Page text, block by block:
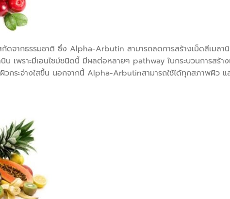
กัดจากธรรมชาติ ซึ่ง Alpha-Arbutin สามารถลดการสร้างเม็ดสีเม
นิน เพราะมีเอนไซม์ชนิดนี้ มีผลต่อหลายๆ pathway ในกระบวนการ
วกระจ่างใสขึ้น นอกจากนี้ Alpha-Arbutinสามารถใช้ได้ทุกสภาพผิว